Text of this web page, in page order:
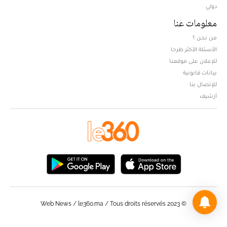
دولي
معلومات عنا
من نحن ؟
الأسئلة الأكثر طرحا
للإعلان على موقعنا
بيانات قانونية
للإتصال بنا
أرشيف
© Web News / le360.ma / Tous droits réservés 2023